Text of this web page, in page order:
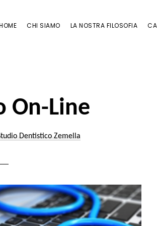
CHI SIAMO LA NOSTRA FILOSOFIA
On-Line
Dentistico Zemella